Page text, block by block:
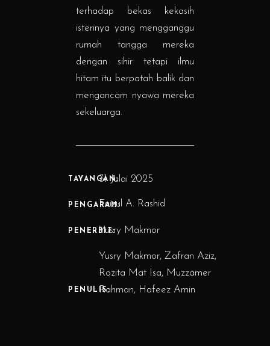
terhadap bekas kekasih
isterinya yang mengganggu
rumah tangga mereka
dengan sihir tetapi ilmu
hitam itu berpatah balik dan
mengancam nyawa mereka
sekeluarga.
TAYANGAN:
PENGARAH:
PENERBIT:
PENULIS:
31 Julai 2025
Faizul A. Rashid
Yusry Makmor
Yusry Makmor, Zafran Aziz,
Rozita Mat Isa, Muzzamer
Rahman, Hafeez Amin